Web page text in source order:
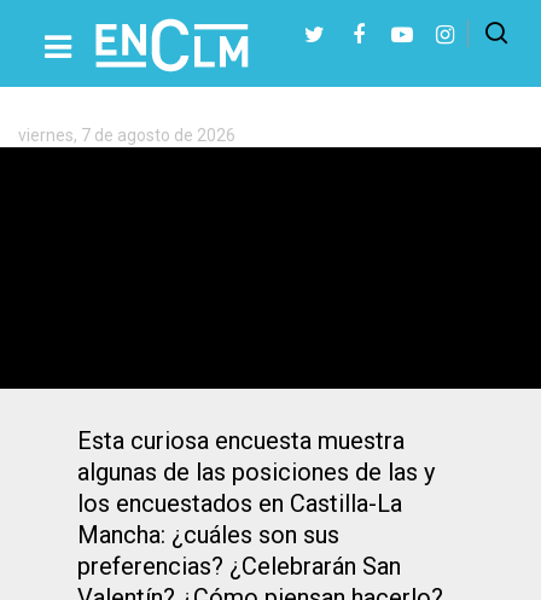
Etiqueta:
Consumismo
Presiona Intro para buscar o ESC para cerrar
viernes, 7 de agosto de 2026
Esta curiosa encuesta muestra
algunas de las posiciones de las y
los encuestados en Castilla-La
Mancha: ¿cuáles son sus
preferencias? ¿Celebrarán San